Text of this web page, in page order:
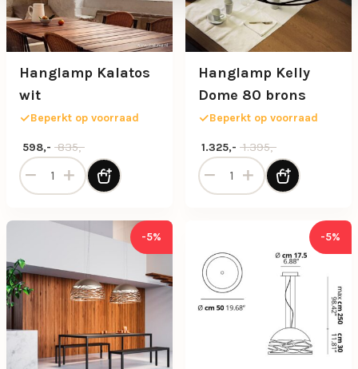
Hanglamp Kalatos
wit
Beperkt op voorraad
835,-
Oorspronkelijke prijs was: 835,-.
598,-
Huidige prijs is: 598,-.
Hanglamp Kalatos wit aantal
Hanglamp Kelly
Dome 80 brons
Beperkt op voorraad
1.395,-
Oorspronkelijke prijs was:
1.325,-
Huidige prijs is: 1.325,-.
Hanglamp Kelly Dome 80
-5% -5%